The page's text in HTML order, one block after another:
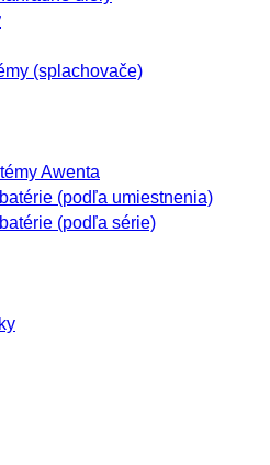
(splachovače)
Awenta
(podľa umiestnenia)
(podľa série)